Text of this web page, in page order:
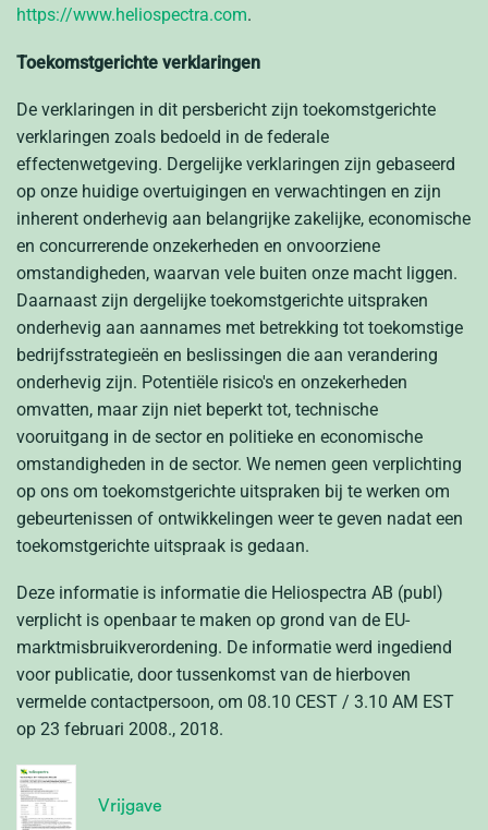
https://www.heliospectra.com.
Toekomstgerichte verklaringen
De verklaringen in dit persbericht zijn toekomstgerichte
verklaringen zoals bedoeld in de federale
effectenwetgeving. Dergelijke verklaringen zijn gebaseerd
op onze huidige overtuigingen en verwachtingen en zijn
inherent onderhevig aan belangrijke zakelijke, economische
en concurrerende onzekerheden en onvoorziene
omstandigheden, waarvan vele buiten onze macht liggen.
Daarnaast zijn dergelijke toekomstgerichte uitspraken
onderhevig aan aannames met betrekking tot toekomstige
bedrijfsstrategieën en beslissingen die aan verandering
onderhevig zijn. Potentiële risico's en onzekerheden
omvatten, maar zijn niet beperkt tot, technische
vooruitgang in de sector en politieke en economische
omstandigheden in de sector. We nemen geen verplichting
op ons om toekomstgerichte uitspraken bij te werken om
gebeurtenissen of ontwikkelingen weer te geven nadat een
toekomstgerichte uitspraak is gedaan.
Deze informatie is informatie die Heliospectra AB (publ)
verplicht is openbaar te maken op grond van de EU-
marktmisbruikverordening. De informatie werd ingediend
voor publicatie, door tussenkomst van de hierboven
vermelde contactpersoon, om 08.10 CEST / 3.10 AM EST
op 23 februari 2008., 2018.
Vrijgave